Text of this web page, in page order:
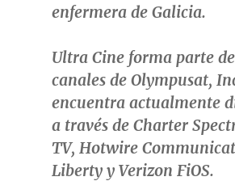
enfermera de Galicia.
Ultra Cine forma parte
canales de Olympusat,
encuentra actualmente
a través de Charter
TV, Hotwire
Liberty y Verizon FiOS.